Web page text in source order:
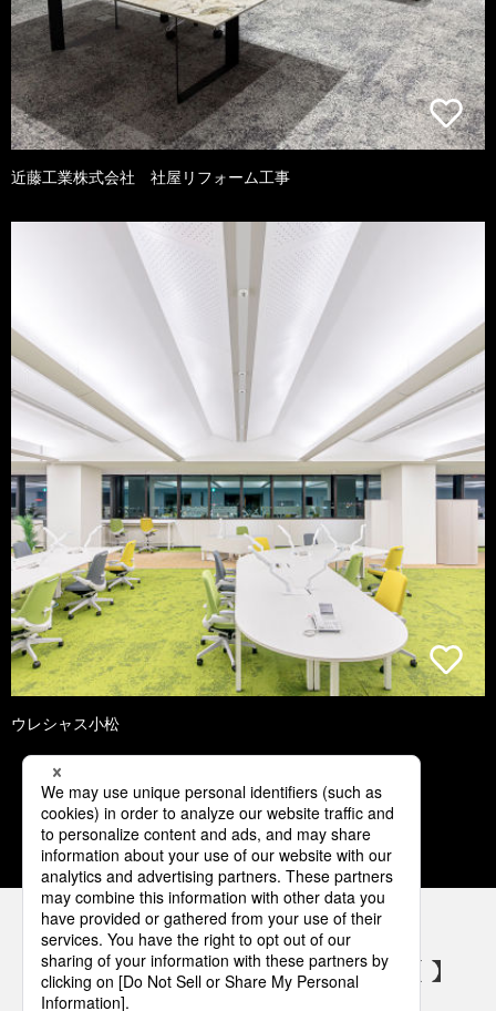
近藤工業株式会社 社屋リフォーム工事
ウレシャス小松
1 2 3 4 5
パナソニックの電気設備 SNSアカウント